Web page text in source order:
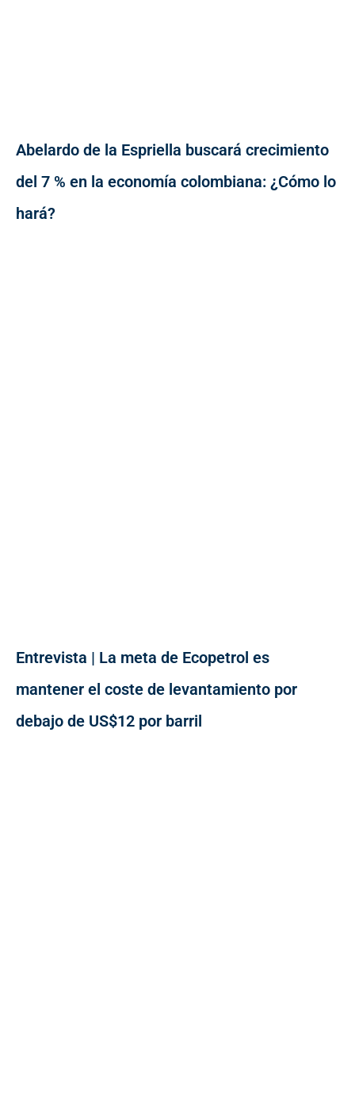
Abelardo de la Espriella buscará crecimiento
del 7 % en la economía colombiana: ¿Cómo lo
hará?
Entrevista | La meta de Ecopetrol es
mantener el coste de levantamiento por
debajo de US$12 por barril